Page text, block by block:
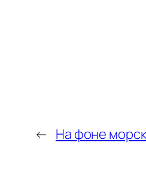
← На фоне